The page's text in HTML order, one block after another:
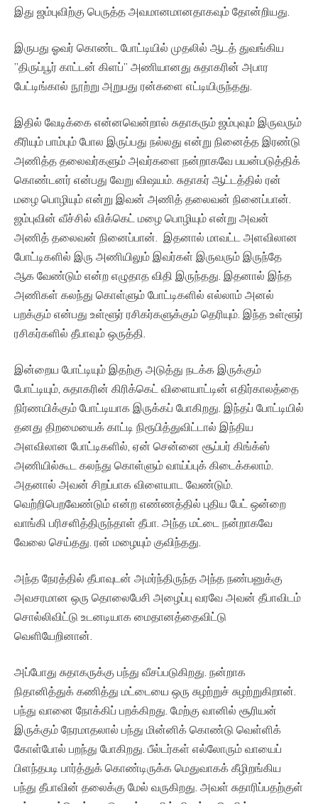
இது ஜம்புவிற்கு பெருத்த அவமானமானதாகவும் தோன்றியது.
இருபது ஓவர் கொண்ட போட்டியில் முதலில் ஆடத் துவங்கிய
”திருப்பூர் காட்டன் கிளப்” அணியானது சுதாகரின் அபார
பேட்டிங்கால் நூற்று அறுபது ரன்களை எட்டியிருந்தது.
இதில் வேடிக்கை என்னவென்றால் சுதாகரும் ஜம்புவும் இருவரும்
கீரியும் பாம்பும் போல இருப்பது நல்லது என்று நினைத்த இரண்டு
அணித்த தலைவர்களும் அவர்களை நன்றாகவே பயன்படுத்திக்
கொண்டனர் என்பது வேறு விஷயம். சுதாகர் ஆட்டத்தில் ரன்
மழை பொழியும் என்று இவன் அணித் தலைவன் நினைப்பான்.
ஜம்புவின் வீச்சில் விக்கெட் மழை பொழியும் என்று அவன்
அணித் தலைவன் நினைப்பான். இதனால் மாவட்ட அளவிலான
போட்டிகளில் இரு அணியிலும் இவர்கள் இருவரும் இருந்தே
ஆக வேண்டும் என்ற எழுதாத விதி இருந்தது. இதனால் இந்த
அணிகள் கலந்து கொள்ளும் போட்டிகளில் எல்லாம் அனல்
பறக்கும் என்பது உள்ளூர் ரசிகர்களுக்கும் தெரியும். இந்த உள்ளூர்
ரசிகர்களில் தீபாவும் ஒருத்தி.
இன்றைய போட்டியும் இதற்கு அடுத்து நடக்க இருக்கும்
போட்டியும், சுதாகரின் கிரிக்கெட் விளையாட்டின் எதிர்காலத்தை
நிர்ணயிக்கும் போட்டியாக இருக்கப் போகிறது. இந்தப் போட்டியில்
தனது திறமையைக் காட்டி நிரூபித்துவிட்டால் இந்திய
அளவிலான போட்டிகளில், ஏன் சென்னை சூப்பர் கிங்க்ஸ்
அணியில்கூட கலந்து கொள்ளும் வாய்ப்புக் கிடைக்கலாம்.
அதனால் அவன் சிறப்பாக விளையாட வேண்டும்.
வெற்றிபெறவேண்டும் என்ற எண்ணத்தில் புதிய பேட் ஒன்றை
வாங்கி பரிசளித்திருந்தாள் தீபா. அந்த மட்டை நன்றாகவே
வேலை செய்தது. ரன் மழையும் குவிந்தது.
அந்த நேரத்தில் தீபாவுடன் அமர்ந்திருந்த அந்த நண்பனுக்கு
அவசரமான ஒரு தொலைபேசி அழைப்பு வரவே அவன் தீபாவிடம்
சொல்லிவிட்டு உடனடியாக மைதானத்தைவிட்டு
வெளியேறினான்.
அப்போது சுதாகருக்கு பந்து வீசப்படுகிறது. நன்றாக
நிதானித்துக் கணித்து மட்டையை ஒரு சுழற்றுச் சுழற்றுகிறான்.
பந்து வானை நோக்கிப் பறக்கிறது. மேற்கு வானில் சூரியன்
இருக்கும் நேரமாதலால் பந்து மின்னிக் கொண்டு வெள்ளிக்
கோள்போல் பறந்து போகிறது. பீல்டர்கள் எல்லோரும் வாயைப்
பிளந்தபடி பார்த்துக் கொண்டிருக்க மெதுவாகக் கீழிறங்கிய
பந்து தீபாவின் தலைக்கு மேல் வருகிறது. அவள் சுதாரிப்பதற்குள்